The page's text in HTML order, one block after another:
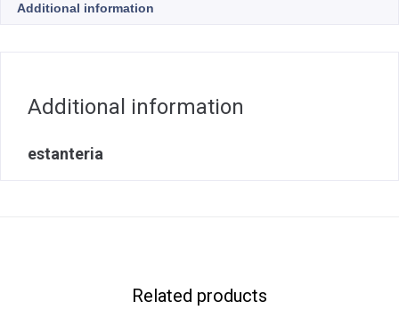
Additional information
Additional information
estanteria
Related products